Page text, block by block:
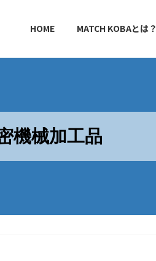
HOME MATCH KOBAとは？
機械加工品